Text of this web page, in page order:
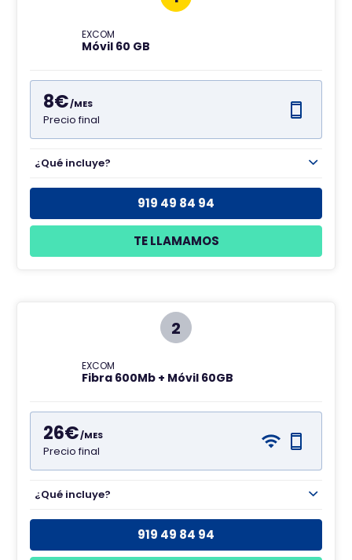
EXCOM
Móvil 60 GB
8€/MES
Precio final
¿Qué incluye?
919 49 84 94
TE LLAMAMOS
2
EXCOM
Fibra 600Mb + Móvil 60GB
26€/MES
Precio final
¿Qué incluye?
919 49 84 94